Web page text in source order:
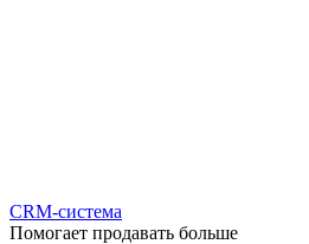
CRM-система
Помогает продавать больше